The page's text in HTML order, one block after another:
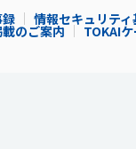
情報セキュリテ
のご案内 TOKAI